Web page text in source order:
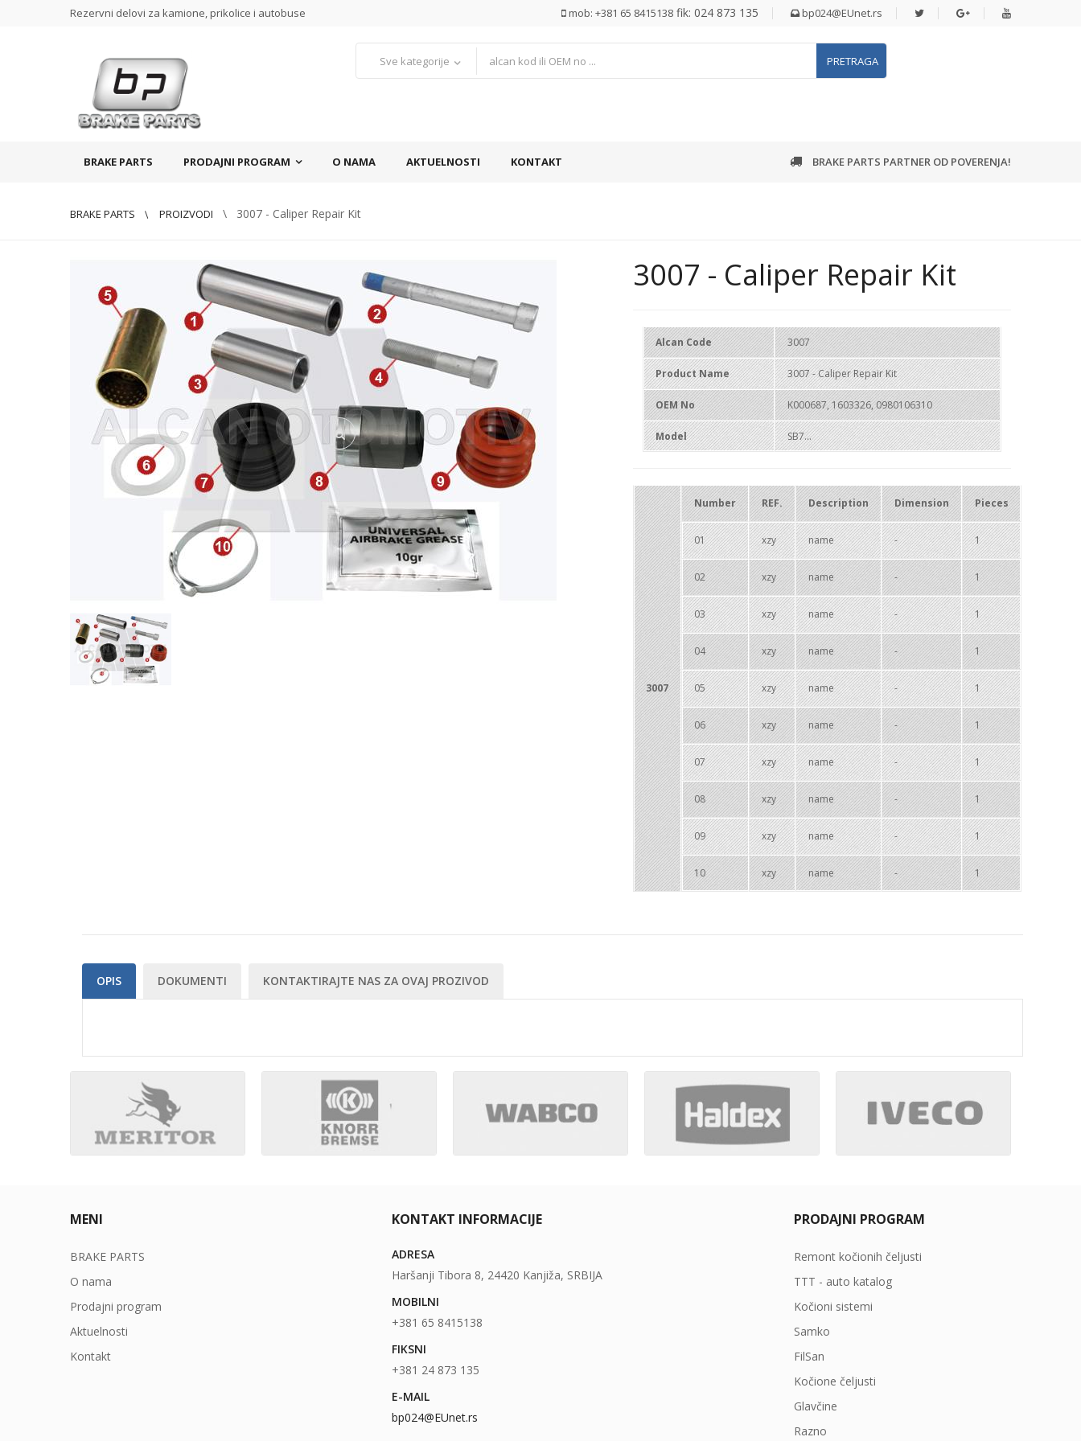
Rezervni delovi za kamione, prikolice i autobuse mob: +381 65 8415138 fik: 024 873 135 bp024@EUnet.rs
Sve kategorije PRETRAGA
BRAKE PARTS PRODAJNI PROGRAM O NAMA AKTUELNOSTI KONTAKT BRAKE PARTS PARTNER OD POVERENJA!
BRAKE PARTS PROIZVODI \ 3007 - Caliper Repair Kit
3007 - Caliper Repair Kit
Alcan Code 3007
Product Name 3007 - Caliper Repair Kit
OEM No K000687, 1603326, 0980106310
Model SB7...
3007
Number REF. Description Dimension Pieces
01 xzy name - 1
02 xzy name - 1
03 xzy name - 1
04 xzy name - 1
05 xzy name - 1
06 xzy name - 1
07 xzy name - 1
08 xzy name - 1
09 xzy name - 1
10 xzy name - 1
OPIS DOKUMENTI KONTAKTIRAJTE NAS ZA OVAJ PROZIVOD
MENI
BRAKE PARTS
O nama
Prodajni program
Aktuelnosti
Kontakt
KONTAKT INFORMACIJE
ADRESA
Haršanji Tibora 8, 24420 Kanjiža, SRBIJA
MOBILNI
+381 65 8415138
FIKSNI
+381 24 873 135
E-MAIL
bp024@EUnet.rs
PRODAJNI PROGRAM
Remont kočionih čeljusti
TTT - auto katalog
Kočioni sistemi
Samko
FilSan
Kočione čeljusti
Glavčine
Razno